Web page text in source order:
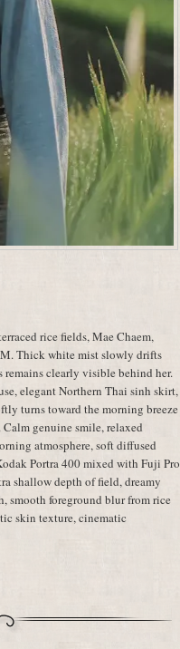
rice fields, Mae Chaem,
Thick white mist slowly drifts
remains clearly visible behind her.
elegant Northern Thai sinh skirt,
turns toward the morning breeze
genuine smile, relaxed
atmosphere, soft diffused
Portra 400 mixed with Fuji Pro
shallow depth of field, dreamy
smooth foreground blur from rice
skin texture, cinematic